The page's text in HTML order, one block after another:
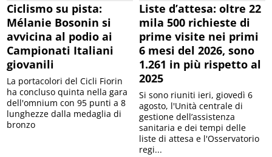
Ciclismo su pista:
Mélanie Bosonin si
avvicina al podio ai
Campionati Italiani
giovanili
La portacolori del Cicli Fiorin
ha concluso quinta nella gara
dell'omnium con 95 punti a 8
lunghezze dalla medaglia di
bronzo
Liste d’attesa: oltre 22
mila 500 richieste di
prime visite nei primi
6 mesi del 2026, sono
1.261 in più rispetto al
2025
Si sono riuniti ieri, giovedì 6
agosto, l'Unità centrale di
gestione dell’assistenza
sanitaria e dei tempi delle
liste di attesa e l'Osservatorio
regi...